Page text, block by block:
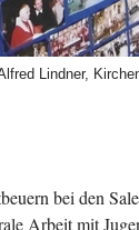
Lindner,
bei den
Arbeit mit